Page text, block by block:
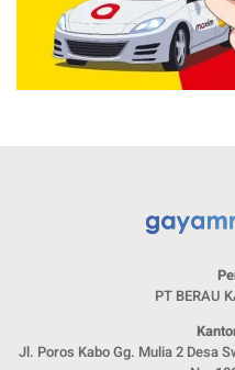
PT BERAU
Jl. Poros Kabo Gg. Mulia 2 Desa